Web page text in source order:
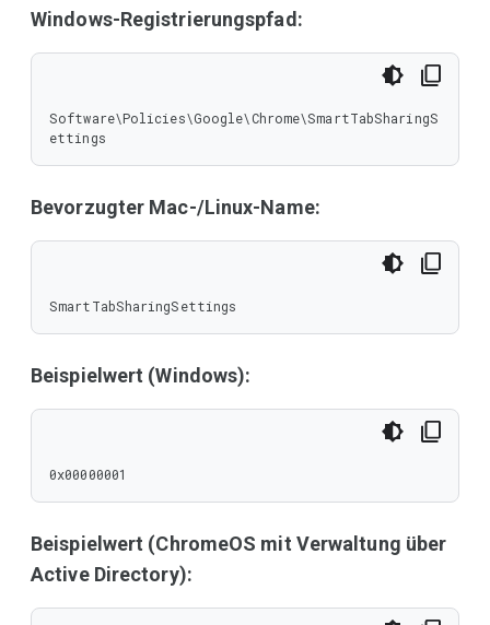
Windows-Registrierungspfad:
Software\Policies\Google\Chrome\SmartTabSharingS
ettings
Bevorzugter Mac-/Linux-Name:
SmartTabSharingSettings
Beispielwert (Windows):
0x00000001
Beispielwert (ChromeOS mit Verwaltung über
Active Directory):